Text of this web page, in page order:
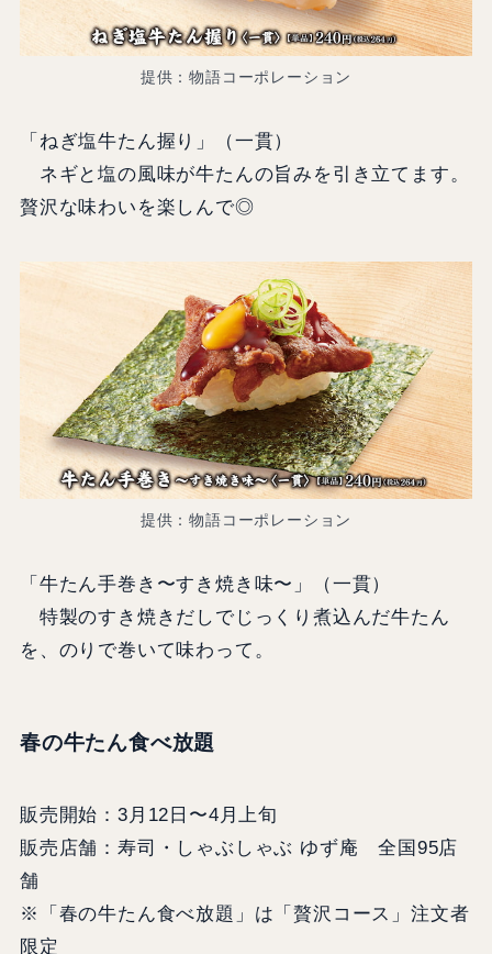
提供：物語コーポレーション
「ねぎ塩牛たん握り」（一貫）
ネギと塩の風味が牛たんの旨みを引き立てます。
贅沢な味わいを楽しんで◎
提供：物語コーポレーション
「牛たん手巻き〜すき焼き味〜」（一貫）
特製のすき焼きだしでじっくり煮込んだ牛たん
を、のりで巻いて味わって。
春の牛たん食べ放題
販売開始：3月12日〜4月上旬
販売店舗：寿司・しゃぶしゃぶ ゆず庵 全国95店
舗
※「春の牛たん食べ放題」は「贅沢コース」注文者
限定